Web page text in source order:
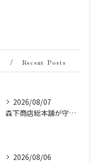
Recent Posts
2026/08/07
森下商店総本舗が守り続ける伝統の胡麻豆腐に使う吉野葛の純度と効能
2026/08/06